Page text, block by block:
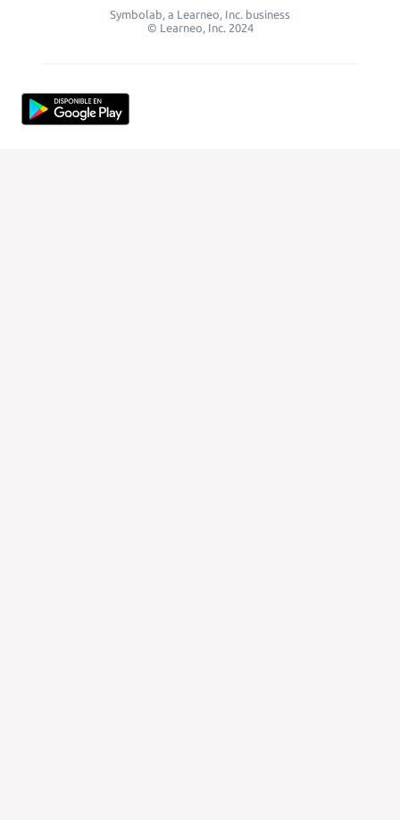
Symbolab, a Learneo, Inc. business
© Learneo, Inc. 2024